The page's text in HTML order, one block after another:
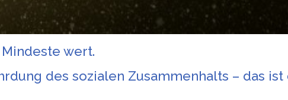
wert.
des sozialen Zusammenhalts – das